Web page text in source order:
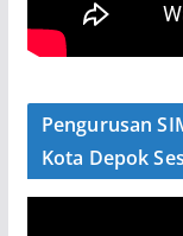
Pengurusan
Kota Depok